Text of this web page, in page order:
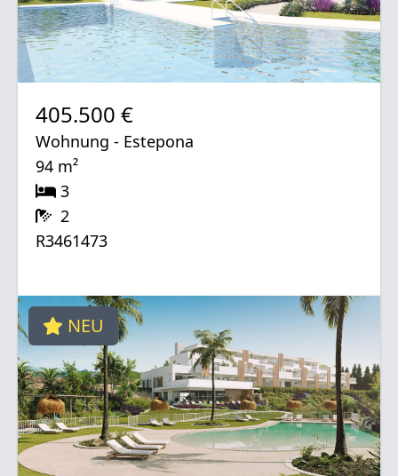
405.500 €
Wohnung - Estepona
94 m²
3
2
R3461473
NEU